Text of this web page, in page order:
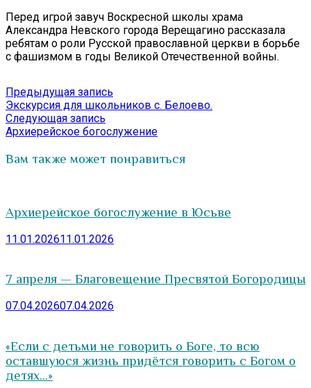
Перед игрой завуч Воскресной школы храма
Александра Невского города Верещагино рассказала
ребятам о роли Русской православной церкви в борьбе
с фашизмом в годы Великой Отечественной войны.
Навигация
по
записям
Предыдущая запись
запись:
Экскурсия для школьников с. Белоево.
Следующая запись
запись:
Архиерейское богослужение
Вам также может понравиться
Архиерейское богослужение в Юсьве
11.01.202611.01.2026
7 апреля — Благовещение Пресвятой Богородицы
07.04.202607.04.2026
«Если с детьми не говорить о Боге, то всю
оставшуюся жизнь придётся говорить с Богом о
детях…»